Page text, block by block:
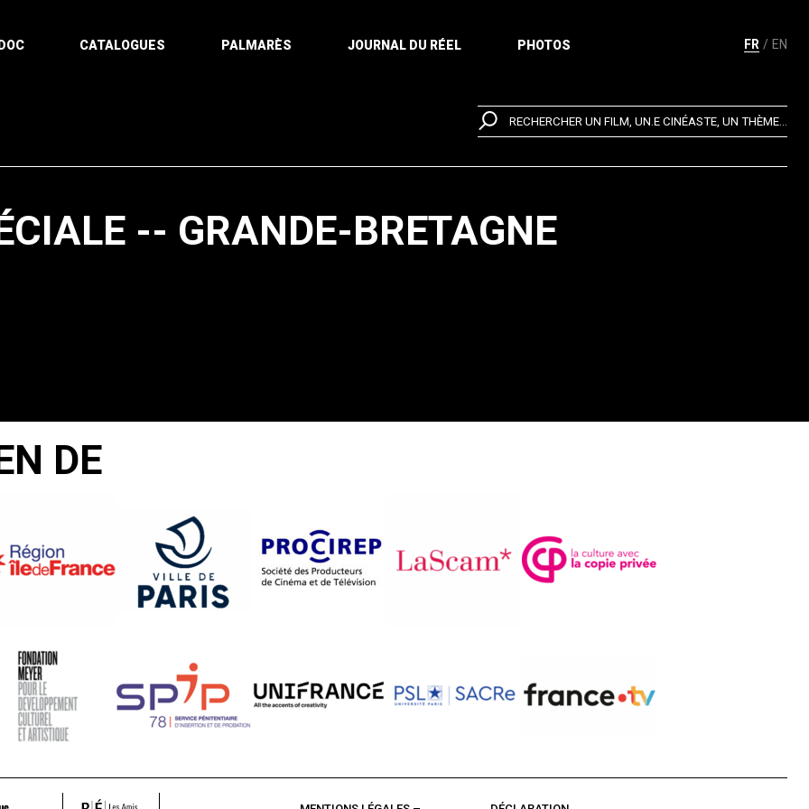
FR EN
CATALOGUES PALMARÈS JOURNAL DU RÉEL PHOTOS
RECHERCHER UN FILM, UN.E CINÉASTE, UN THÈME...
-- GRANDE-BRETAGNE
DE